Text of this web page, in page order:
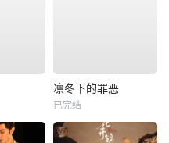
凛冬下的罪恶
已完结